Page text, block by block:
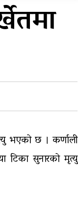
खसेपछि १३
भएको छ । कर्णाली
टिका सुनारको मृत्यु